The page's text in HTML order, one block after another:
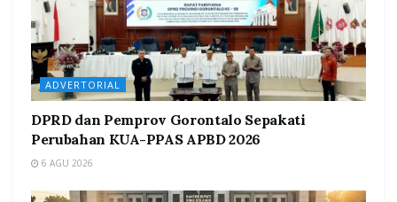
ADVERTORIAL
DPRD dan Pemprov Gorontalo Sepakati
Perubahan KUA-PPAS APBD 2026
6 AGU 2026